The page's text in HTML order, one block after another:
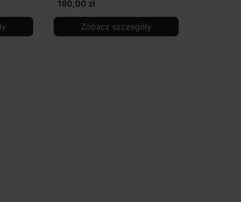
180,00 zł
Zobacz szczegóły